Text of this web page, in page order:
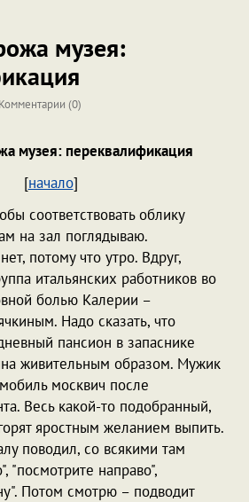
музея:
Комментарии (0)
музея: переквалификация
[начало]
соответствовать облику
на зал поглядываю.
потому что утро. Вдруг,
итальянских работников во
болью Калерии –
Надо сказать, что
пансион в запаснике
живительным образом. Мужик
москвич после
Весь какой-то подобранный,
яростным желанием выпить.
поводил, со всякими там
"посмотрите направо",
Потом смотрю – подводит